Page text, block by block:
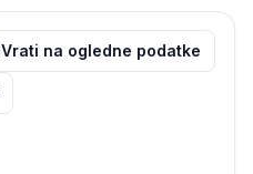
Vrati na ogledne podatke